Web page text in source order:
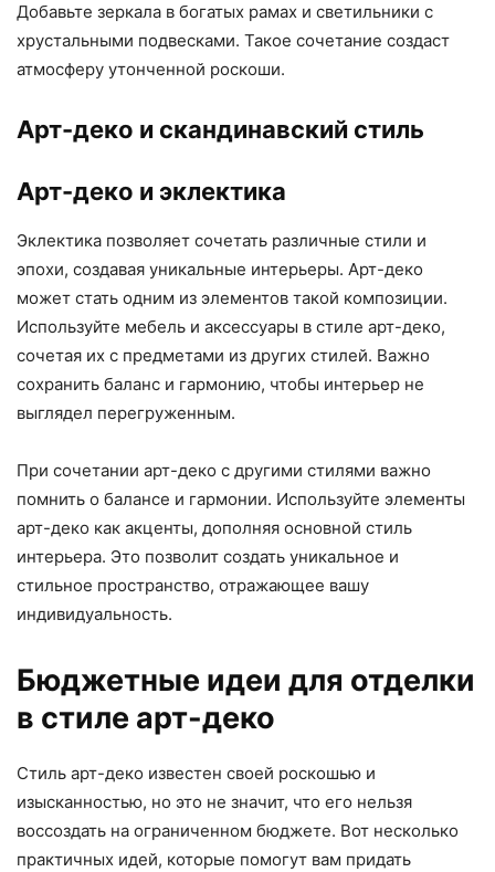
Добавьте зеркала в богатых рамах и светильники с
хрустальными подвесками. Такое сочетание создаст
атмосферу утонченной роскоши.
Арт-деко и скандинавский стиль
Арт-деко и эклектика
Эклектика позволяет сочетать различные стили и
эпохи, создавая уникальные интерьеры. Арт-деко
может стать одним из элементов такой композиции.
Используйте мебель и аксессуары в стиле арт-деко,
сочетая их с предметами из других стилей. Важно
сохранить баланс и гармонию, чтобы интерьер не
выглядел перегруженным.
При сочетании арт-деко с другими стилями важно
помнить о балансе и гармонии. Используйте элементы
арт-деко как акценты, дополняя основной стиль
интерьера. Это позволит создать уникальное и
стильное пространство, отражающее вашу
индивидуальность.
Бюджетные идеи для отделки
в стиле арт-деко
Стиль арт-деко известен своей роскошью и
изысканностью, но это не значит, что его нельзя
воссоздать на ограниченном бюджете. Вот несколько
практичных идей, которые помогут вам придать